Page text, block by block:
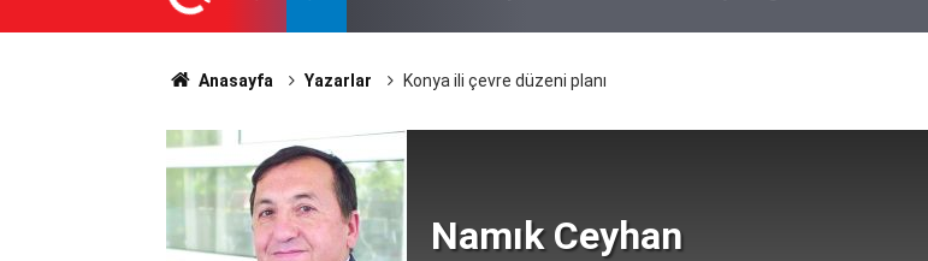
Anasayfa Yazarlar Konya ili çevre düzeni planı
Namık Ceyhan